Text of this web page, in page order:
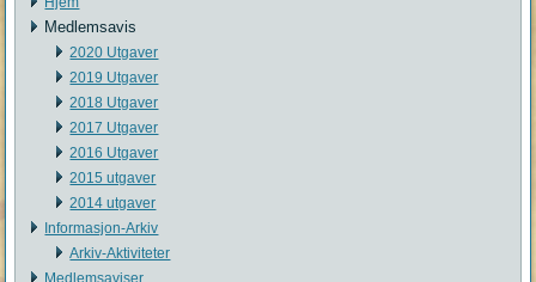
Medlemsavis
2020 Utgaver
2019 Utgaver
2018 Utgaver
2017 Utgaver
2016 Utgaver
2015 utgaver
2014 utgaver
Informasjon-Arkiv
Arkiv-Aktiviteter